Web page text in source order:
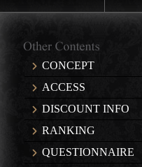
CONCEPT
ACCESS
DISCOUNT INFO
RANKING
QUESTIONNAIRE